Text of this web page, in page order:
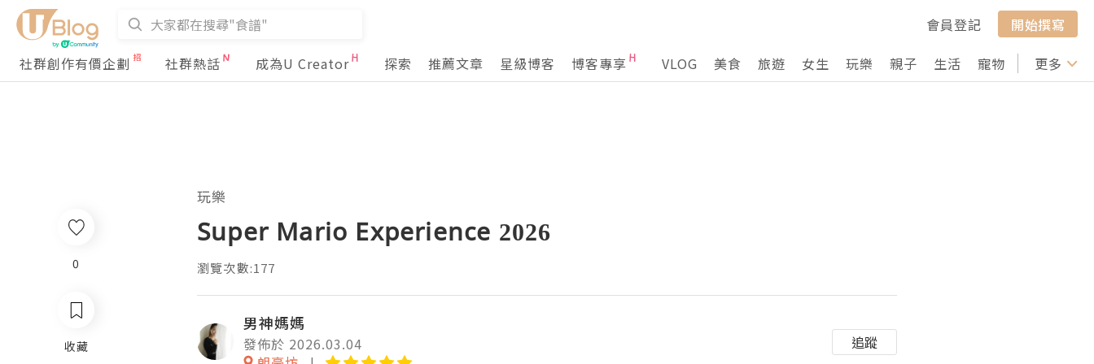
會員登記
開始撰寫
社群創作有價企劃
社群熱話 成為U Creator 探索 推薦文章 星級博客 博客專享 VLOG 美食 旅遊 女生 玩樂 親子 生活 寵物 行山 打卡
更多
0
收藏
玩樂
Super Mario Experience 2026
瀏覽次數:177
男神媽媽
發佈於 2026.03.04
追蹤